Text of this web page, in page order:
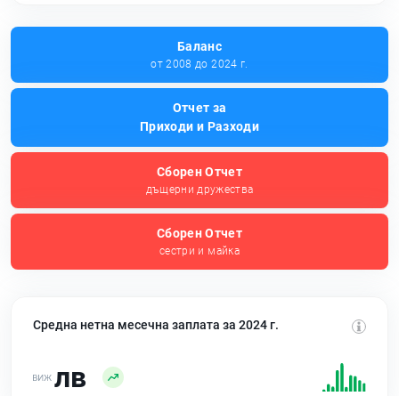
Баланс
от 2008 до 2024 г.
Отчет за
Приходи и Разходи
Сборен Отчет
дъщерни дружества
Сборен Отчет
сестри и майка
Средна нетна месечна заплата за 2024 г.
лв